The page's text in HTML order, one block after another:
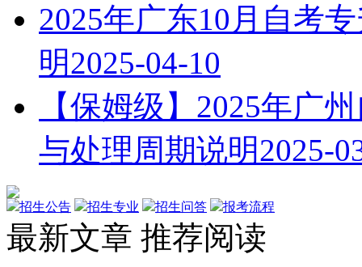
2025年广东10月自考
明2025-04-10
【保姆级】2025年广
与处理周期说明2025-
招生公告 招生专业 招生问答 报考流程
最新文章 推荐阅读